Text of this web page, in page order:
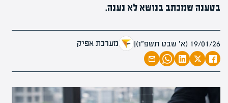
בטענה שמכתב בנושא לא נענה.
19/01/26 (א׳ שבט תשפ״ו) | מערכת אפיק